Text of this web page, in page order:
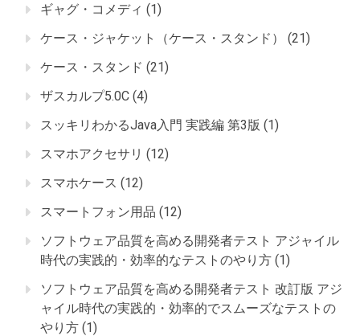
ギャグ・コメディ (1)
ケース・ジャケット（ケース・スタンド）
(21)
ケース・スタンド (21)
ザスカルプ5.0C (4)
スッキリわかるJava入門 実践編 第3版 (1)
スマホアクセサリ (12)
スマホケース (12)
スマートフォン用品 (12)
ソフトウェア品質を高める開発者テスト アジャイル
時代の実践的・効率的なテストのやり方 (1)
ソフトウェア品質を高める開発者テスト 改訂版 アジ
ャイル時代の実践的・効率的でスムーズなテストの
やり方 (1)